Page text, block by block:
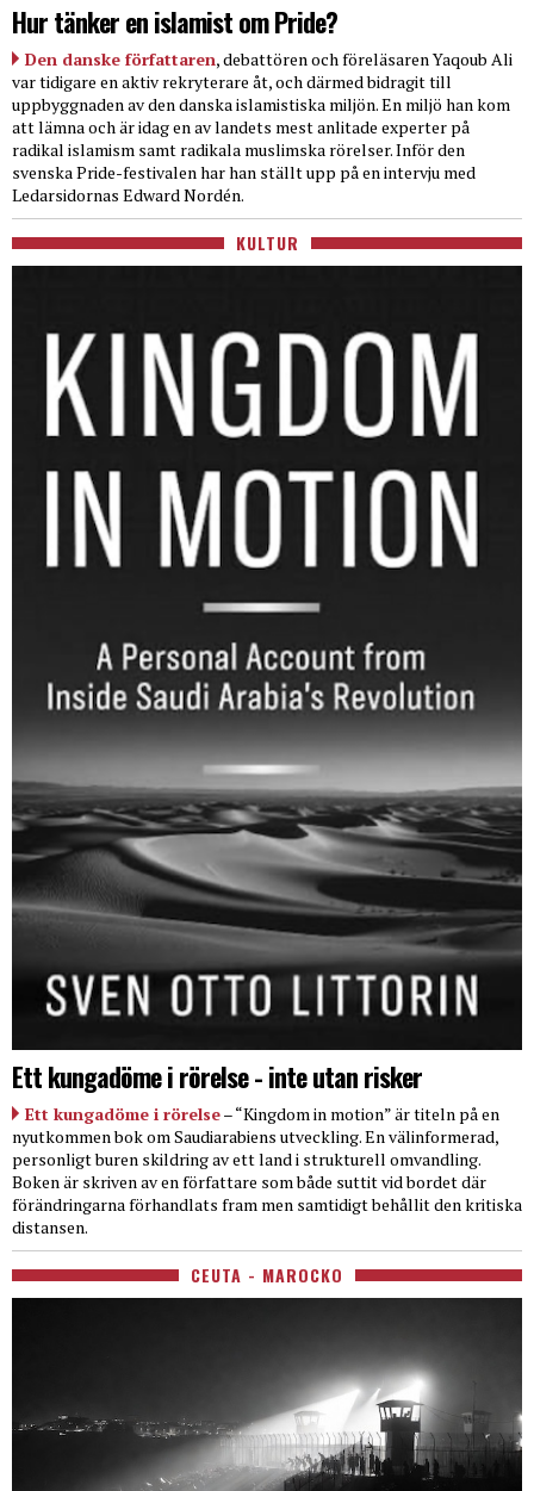
Hur tänker en islamist om Pride?
Den danske författaren, debattören och föreläsaren Yaqoub Ali
var tidigare en aktiv rekryterare åt, och därmed bidragit till
uppbyggnaden av den danska islamistiska miljön. En miljö han kom
att lämna och är idag en av landets mest anlitade experter på
radikal islamism samt radikala muslimska rörelser. Inför den
svenska Pride-festivalen har han ställt upp på en intervju med
Ledarsidornas Edward Nordén.
KULTUR
Ett kungadöme i rörelse - inte utan risker
Ett kungadöme i rörelse– “Kingdom in motion” är titeln på en
nyutkommen bok om Saudiarabiens utveckling. En välinformerad,
personligt buren skildring av ett land i strukturell omvandling.
Boken är skriven av en författare som både suttit vid bordet där
förändringarna förhandlats fram men samtidigt behållit den kritiska
distansen.
CEUTA - MAROCKO